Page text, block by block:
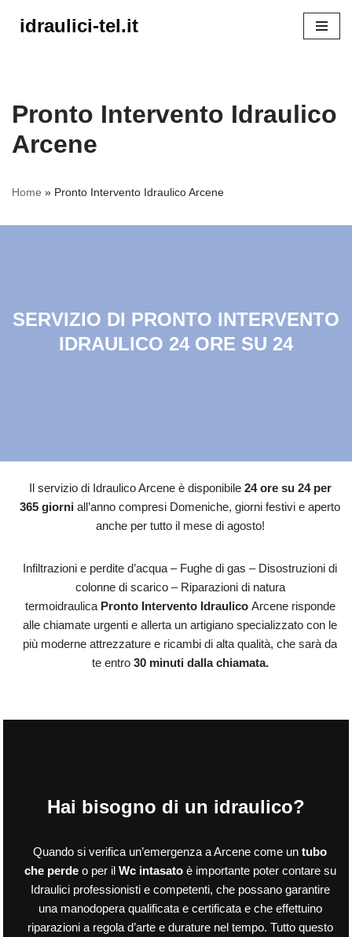
idraulici-tel.it
Home » Pronto Intervento Idraulico Arcene
Pronto Intervento Idraulico
Arcene
SERVIZIO DI PRONTO INTERVENTO
IDRAULICO 24 ORE SU 24
Il servizio di Idraulico Arcene è disponibile 24 ore su 24 per
365 giorni all’anno compresi Domeniche, giorni festivi e aperto
anche per tutto il mese di agosto!
Infiltrazioni e perdite d’acqua – Fughe di gas – Disostruzioni di
colonne di scarico – Riparazioni di natura
termoidraulica Pronto Intervento IdraulicoArcene risponde
alle chiamate urgenti e allerta un artigiano specializzato con le
più moderne attrezzature e ricambi di alta qualità, che sarà da
te entro30 minuti dalla chiamata.
Hai bisogno di un idraulico?
Quando si verifica un’emergenza a Arcene come un tubo
che perdeo per il Wc intasatoè importante poter contare su
Idraulici professionisti e competenti, che possano garantire
una manodopera qualificata e certificata e che effettuino
riparazioni a regola d’arte e durature nel tempo. Tutto questo